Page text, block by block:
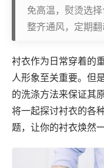
免高温，熨烫选
整齐通风，定期
衬衣作为日常穿着的
人形象至关重要。但
的洗涤方法来保证其
将一起探讨衬衣的各
题，让你的衬衣焕然一